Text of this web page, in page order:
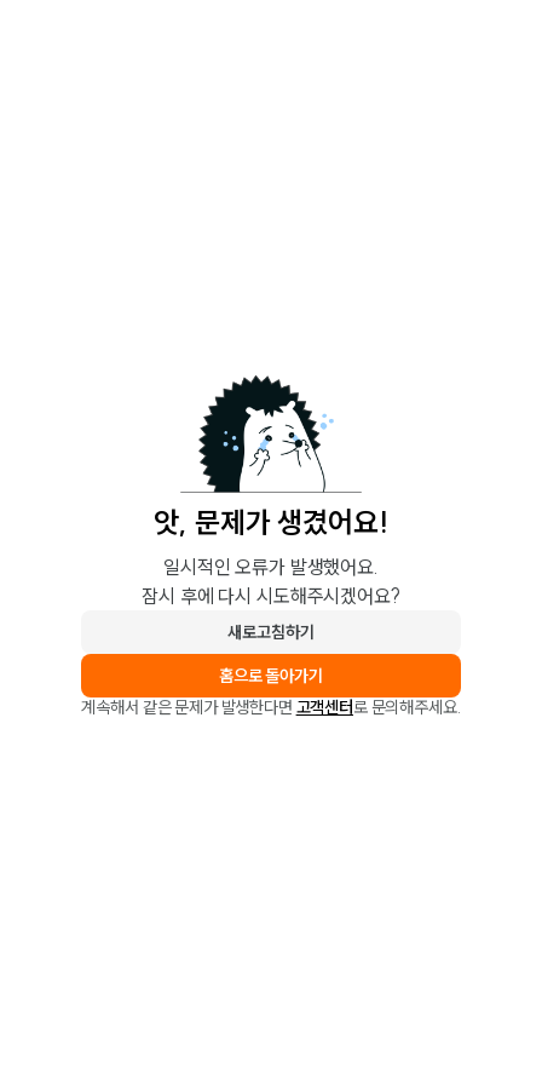
앗, 문제가 생겼어요!
일시적인 오류가 발생했어요.
잠시 후에 다시 시도해주시겠어요?
새로고침하기
홈으로 돌아가기
계속해서 같은 문제가 발생한다면 고객센터로 문의해주세요.